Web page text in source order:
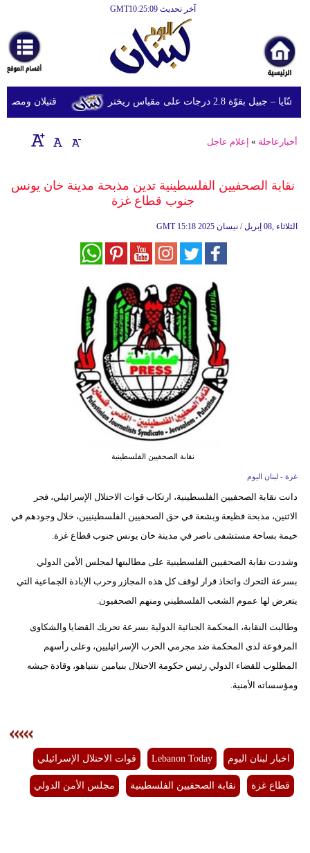
آخر تحديث GMT10:25:09
أخبارعاجلة
رياضة
ثقافة
إقتصاد
وموسيقى
إسلامية
وتكنولوجيا
مدوَّنات
قتيلان ومصابون جراء 14 غارة إسرائيلية على 2.8 درجات على مقياس ريختر
أخبارعاجلة » إعلام عاجل
نقابة الصحفيين الفلسطينية تدين مذبحة مدينة خان يونس
جنوب قطاع غزة
GMT 15:18 2025 الثلاثاء ,08 إبريل / نيسان
نقابة الصحفيين الفلسطينية
غزة - لبنان اليوم
دانت نقابة الصحفيين الفلسطينية، ارتكاب قوات الاحتلال الإسرائيلي، فجر
الاثنين، مذبحة فظيعة وبشعة في حق الصحفيين الفلسطينيين، خلال وجودهم في
خيمة بساحة مستشفى ناصر في مدينة خان يونس جنوب قطاع غزة.
وشددت نقابة الصحفيين الفلسطينية على مطالبتها لمجلس الأمن الدولي
بسرعة التحرك واتخاذ قرار لوقف كل هذه المجازر وحرب الإبادة الجماعية التي
يتعرض لها عموم الشعب الفلسطيني ومنهم الصحفيون.
وطالبت النقابة، المحكمة الجنائية الدولية بسرعة تحريك القضايا والشكاوى
المرفوعة لدى المحكمة ضد مجرمي الحرب الإسرائيليين، وعلى رأسهم
المطلوب للقضاء الدولي رئيس حكومة الاحتلال بنيامين نتنياهو، وقادة جيشه
ومؤسساته الأمنية.
اخبار لبنان اليوم Lebanon Today قوات الاحتلال الإسرائيلي
قطاع غزة نقابة الصحفيين الفلسطينية مجلس الأمن الدولي